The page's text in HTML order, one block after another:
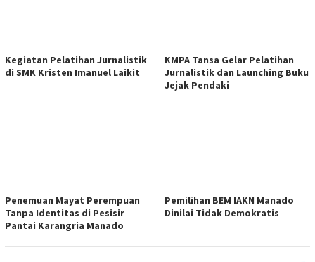
Kegiatan Pelatihan Jurnalistik
di SMK Kristen Imanuel Laikit
KMPA Tansa Gelar Pelatihan
Jurnalistik dan Launching Buku
Jejak Pendaki
Penemuan Mayat Perempuan
Tanpa Identitas di Pesisir
Pantai Karangria Manado
Pemilihan BEM IAKN Manado
Dinilai Tidak Demokratis